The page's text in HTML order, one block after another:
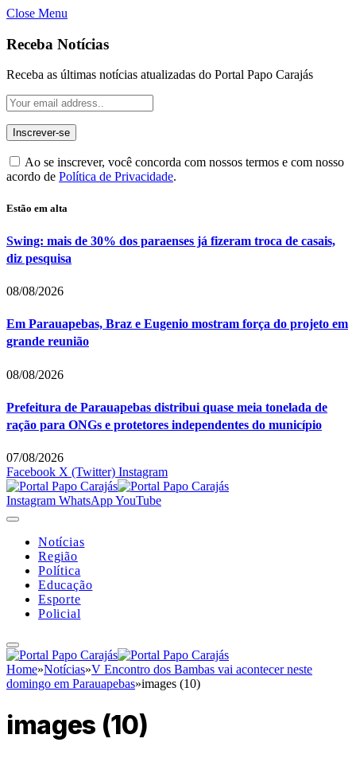
Close Menu
Receba Notícias
Receba as últimas notícias atualizadas do Portal Papo Carajás
Ao se inscrever, você concorda com nossos termos e com nosso
acordo de Política de Privacidade.
Estão em alta
Swing: mais de 30% dos paraenses já fizeram troca de casais,
diz pesquisa
08/08/2026
Em Parauapebas, Braz e Eugenio mostram força do projeto em
grande reunião
08/08/2026
Prefeitura de Parauapebas distribui quase meia tonelada de
ração para ONGs e protetores independentes do município
07/08/2026
Facebook X (Twitter) Instagram
Instagram WhatsAppYouTube
Notícias
Região
Política
Educação
Esporte
Policial
Home»Notícias»V Encontro dos Bambas vai acontecer neste
domingo em Parauapebas»images (10)
images (10)